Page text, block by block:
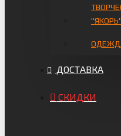
"ЯКОРЬ"
ДОСТАВКА
СКИДКИ